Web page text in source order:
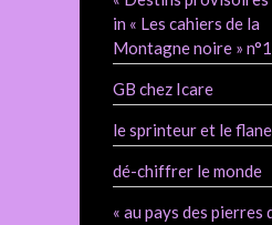
in « Les cahiers de la
Montagne noire »
GB chez Icare
le sprinteur et le
dé-chiffrer le monde
« au pays des pierres